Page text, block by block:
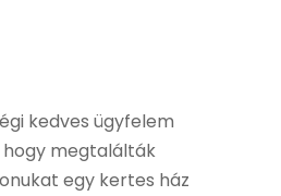
kedves ügyfelem
megtalálták
egy kertes ház